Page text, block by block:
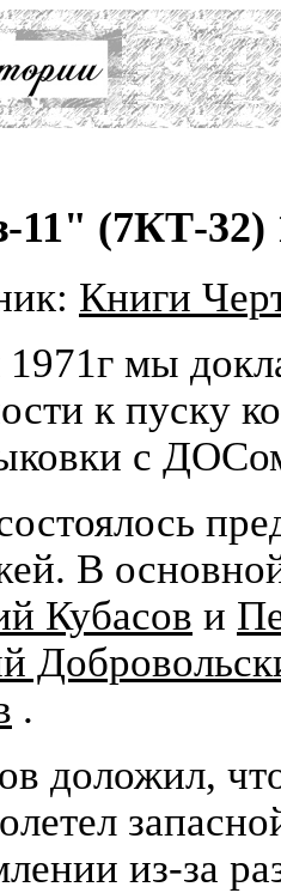
11" (7КТ-32)
Книги
1971г мы
к пуску
с
В
Кубасов и
.
доложил,
из-за